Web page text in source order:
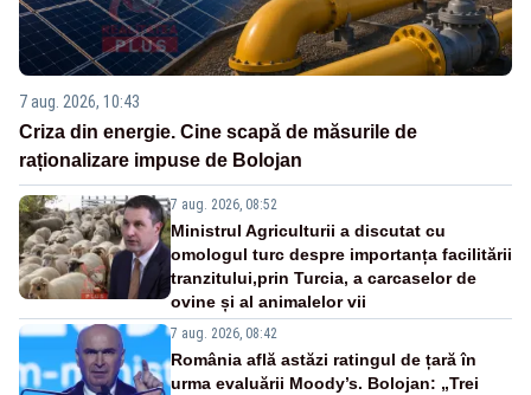
7 aug. 2026, 10:43
Criza din energie. Cine scapă de măsurile de
raționalizare impuse de Bolojan
7 aug. 2026, 08:52
Ministrul Agriculturii a discutat cu
omologul turc despre importanța facilitării
tranzitului,prin Turcia, a carcaselor de
ovine și al animalelor vii
7 aug. 2026, 08:42
România află astăzi ratingul de țară în
urma evaluării Moody’s. Bolojan: „Trei